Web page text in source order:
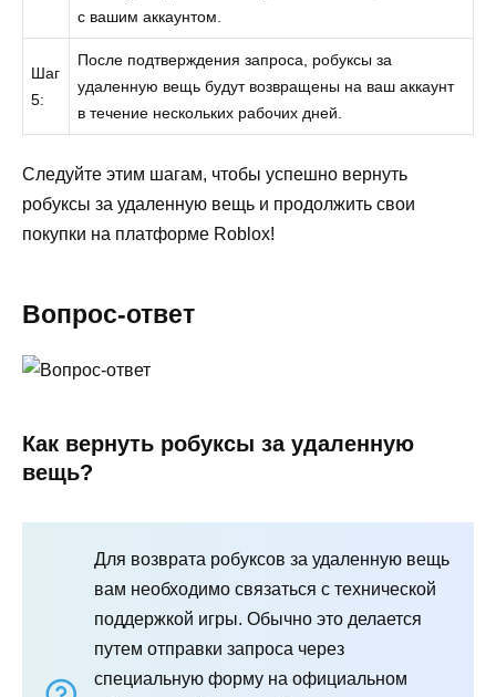
с вашим аккаунтом.
Шаг
5:
После подтверждения запроса, робуксы за
удаленную вещь будут возвращены на ваш аккаунт
в течение нескольких рабочих дней.
Следуйте этим шагам, чтобы успешно вернуть
робуксы за удаленную вещь и продолжить свои
покупки на платформе Roblox!
Вопрос-ответ
Как вернуть робуксы за удаленную
вещь?
Для возврата робуксов за удаленную вещь
вам необходимо связаться с технической
поддержкой игры. Обычно это делается
путем отправки запроса через
специальную форму на официальном